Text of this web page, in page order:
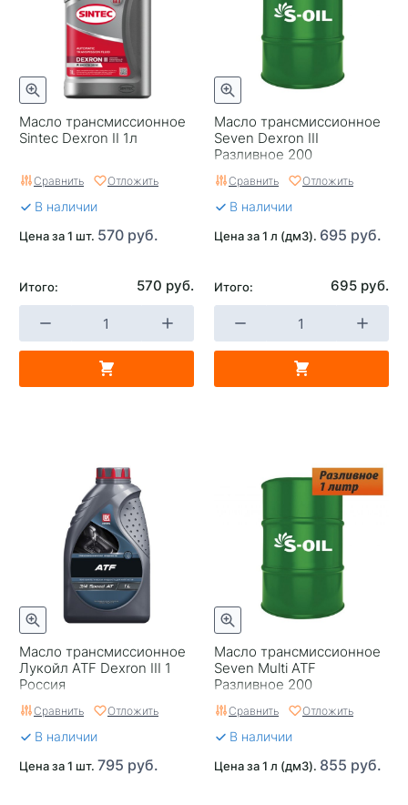
Масло трансмиссионное
Sintec Dexron II 1л
Сравнить Отложить
В наличии
Цена за 1 шт. 570 руб.
Итого: 570 руб.
Масло трансмиссионное
Seven Dexron III
Разливное 200
Сравнить Отложить
В наличии
Цена за 1 л (дм3). 695 руб.
Итого: 695 руб.
Масло трансмиссионное
Лукойл ATF Dexron III 1
Россия
Сравнить Отложить
В наличии
Цена за 1 шт. 795 руб.
Масло трансмиссионное
Seven Multi ATF
Разливное 200
Сравнить Отложить
В наличии
Цена за 1 л (дм3). 855 руб.